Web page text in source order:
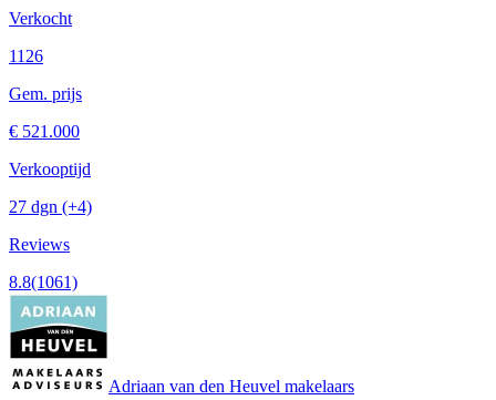
Verkocht
1126
Gem. prijs
€ 521.000
Verkooptijd
27 dgn (+4)
Reviews
8.8(1061)
Adriaan van den Heuvel makelaars